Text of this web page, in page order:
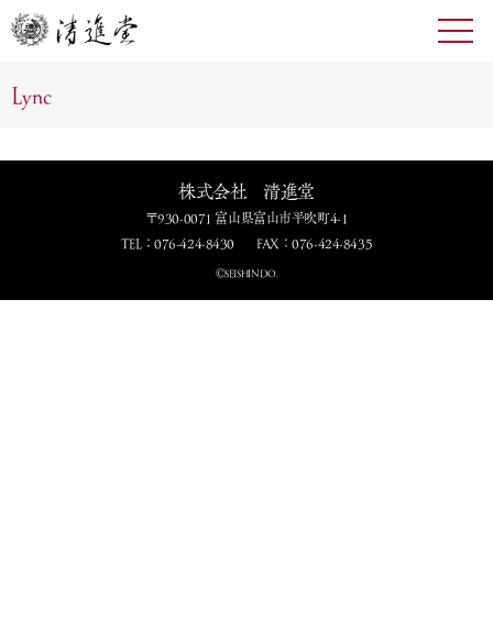
toggle
Lync
株式会社 清進堂
〒930-0071 富山県富山市平吹町4-1
TEL：076-424-8430
FAX：076-424-8435
ⒸSEISHINDO.